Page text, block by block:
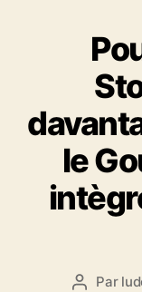
le
Auteur
Par